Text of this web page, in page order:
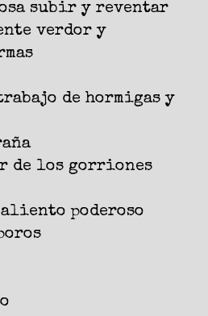
subir y reventar
verdor y
de hormigas y
de los gorriones
poderoso